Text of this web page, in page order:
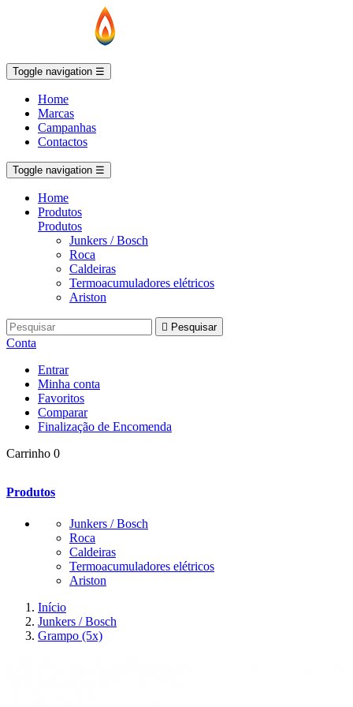
Toggle navigation ☰
Home
Marcas
Campanhas
Contactos
Toggle navigation ☰
Home
Produtos
Produtos
Junkers / Bosch
Roca
Caldeiras
Termoacumuladores elétricos
Ariston
 Pesquisar
Conta
Entrar
Minha conta
Favoritos
Comparar
Finalização de Encomenda
Carrinho 0
Produtos
Junkers / Bosch
Roca
Caldeiras
Termoacumuladores elétricos
Ariston
Início
Junkers / Bosch
Grampo (5x)